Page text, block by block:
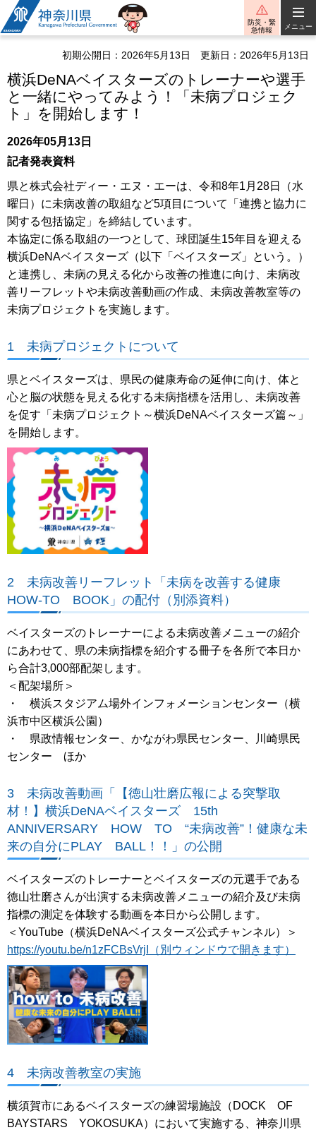
神奈川県
防災・緊
急情報
メニュー
初期公開日：2026年5月13日 更新日：2026年5月13日
横浜DeNAベイスターズのトレーナーや選手
と一緒にやってみよう！「未病プロジェク
ト」を開始します！
2026年05月13日
記者発表資料
県と株式会社ディー・エヌ・エーは、令和8年1月28日（水
曜日）に未病改善の取組など5項目について「連携と協力に
関する包括協定」を締結しています。
本協定に係る取組の一つとして、球団誕生15年目を迎える
横浜DeNAベイスターズ（以下「ベイスターズ」という。）
と連携し、未病の見える化から改善の推進に向け、未病改
善リーフレットや未病改善動画の作成、未病改善教室等の
未病プロジェクトを実施します。
1 未病プロジェクトについて
県とベイスターズは、県民の健康寿命の延伸に向け、体と
心と脳の状態を見える化する未病指標を活用し、未病改善
を促す「未病プロジェクト～横浜DeNAベイスターズ篇～」
を開始します。
2 未病改善リーフレット「未病を改善する健康
HOW-TO BOOK」の配付（別添資料）
ベイスターズのトレーナーによる未病改善メニューの紹介
にあわせて、県の未病指標を紹介する冊子を各所で本日か
ら合計3,000部配架します。
＜配架場所＞
・ 横浜スタジアム場外インフォメーションセンター（横
浜市中区横浜公園）
・ 県政情報センター、かながわ県民センター、川崎県民
センター ほか
3 未病改善動画「【徳山壮磨広報による突撃取
材！】横浜DeNAベイスターズ 15th
ANNIVERSARY HOW TO “未病改善”！健康な未
来の自分にPLAY BALL！！」の公開
ベイスターズのトレーナーとベイスターズの元選手である
徳山壮磨さんが出演する未病改善メニューの紹介及び未病
指標の測定を体験する動画を本日から公開します。
＜YouTube（横浜DeNAベイスターズ公式チャンネル）＞
https://youtu.be/n1zFCBsVrjI（別ウィンドウで開きます）
4 未病改善教室の実施
横須賀市にあるベイスターズの練習場施設（DOCK OF
BAYSTARS YOKOSUKA）において実施する、神奈川県